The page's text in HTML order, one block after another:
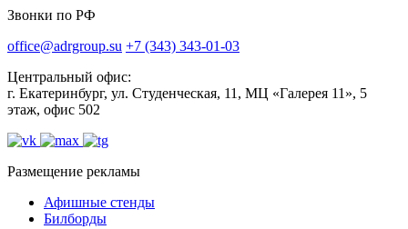
Звонки по РФ
office@adrgroup.su +7 (343) 343-01-03
Центральный офис:
г. Екатеринбург, ул. Студенческая, 11, МЦ «Галерея 11», 5
этаж, офис 502
Размещение рекламы
Афишные стенды
Билборды